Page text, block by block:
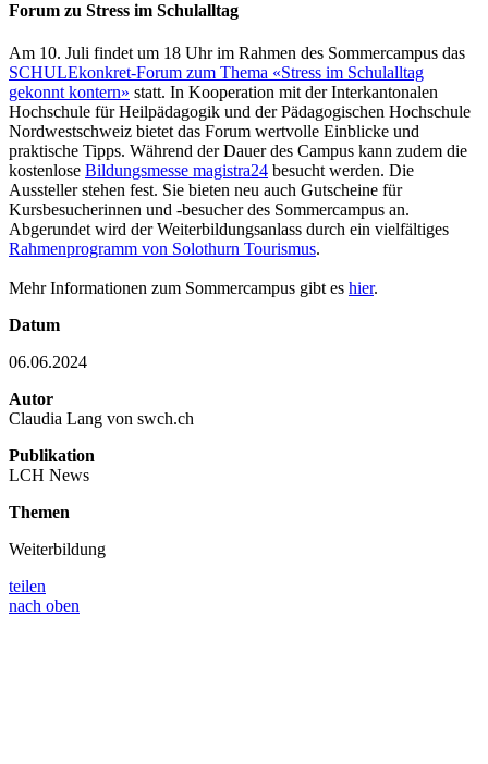
Forum zu Stress im Schulalltag
Am 10. Juli findet um 18 Uhr im Rahmen des Sommercampus das
SCHULEkonkret-Forum zum Thema «Stress im Schulalltag
gekonnt kontern» statt. In Kooperation mit der Interkantonalen
Hochschule für Heilpädagogik und der Pädagogischen Hochschule
Nordwestschweiz bietet das Forum wertvolle Einblicke und
praktische Tipps. Während der Dauer des Campus kann zudem die
kostenlose Bildungsmesse magistra24 besucht werden. Die
Aussteller stehen fest. Sie bieten neu auch Gutscheine für
Kursbesucherinnen und -besucher des Sommercampus an.
Abgerundet wird der Weiterbildungsanlass durch ein vielfältiges
Rahmenprogramm von Solothurn Tourismus.
Mehr Informationen zum Sommercampus gibt es hier.
Datum
06.06.2024
Autor
Claudia Lang von swch.ch
Publikation
LCH News
Themen
Weiterbildung
teilen
nach oben